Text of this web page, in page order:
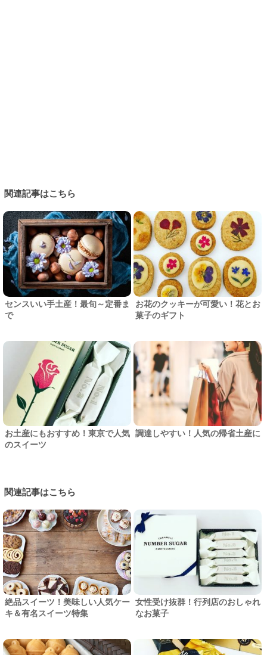
関連記事はこちら
センスいい手土産！最旬～定番ま
で
お花のクッキーが可愛い！花とお
菓子のギフト
お土産にもおすすめ！東京で人気
のスイーツ
調達しやすい！人気の帰省土産に
関連記事はこちら
絶品スイーツ！美味しい人気ケー
キ＆有名スイーツ特集
女性受け抜群！行列店のおしゃれ
なお菓子